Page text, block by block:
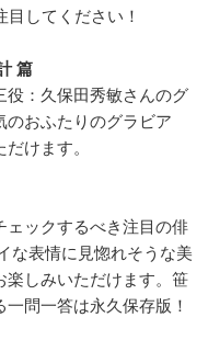
目してください！
篇
役：久保田秀敏さんのグ
おふたりのグラビア
けます。
ェックするべき注目の俳
な表情に見惚れそうな美
楽しみいただけます。笹
問一答は永久保存版！